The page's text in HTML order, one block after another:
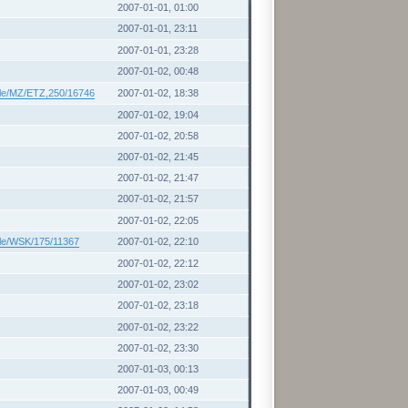
2007-01-01, 01:00
2007-01-01, 23:11
2007-01-01, 23:28
2007-01-02, 00:48
MZ/ETZ,250/16746
2007-01-02, 18:38
2007-01-02, 19:04
2007-01-02, 20:58
2007-01-02, 21:45
2007-01-02, 21:47
2007-01-02, 21:57
2007-01-02, 22:05
WSK/175/11367
2007-01-02, 22:10
2007-01-02, 22:12
2007-01-02, 23:02
2007-01-02, 23:18
2007-01-02, 23:22
2007-01-02, 23:30
2007-01-03, 00:13
2007-01-03, 00:49